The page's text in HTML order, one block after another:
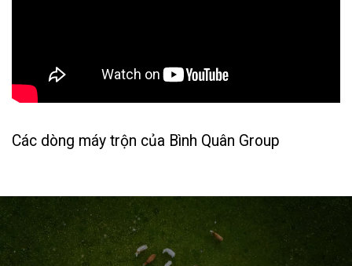
Các dòng máy trộn của Bình Quân Group